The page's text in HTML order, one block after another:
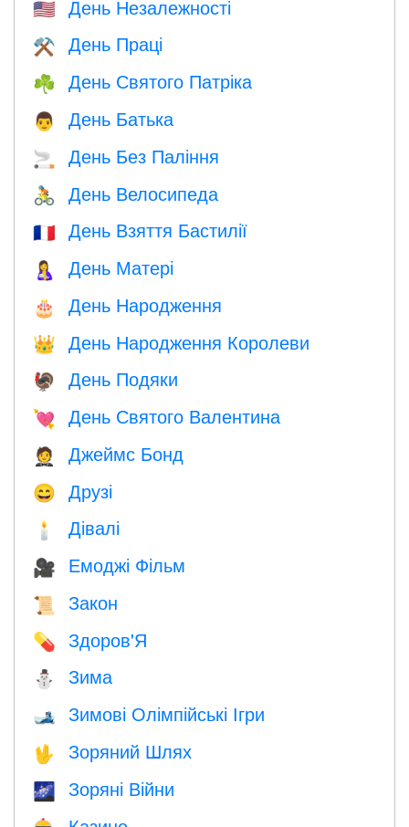
🇺🇸 День Незалежності
⚒️ День Праці
☘️ День Святого Патріка
👨 День Батька
🚬 День Без Паління
🚴 День Велосипеда
🇫🇷 День Взяття Бастилії
🤱 День Матері
🎂 День Народження
👑 День Народження Королеви
🦃 День Подяки
💘 День Святого Валентина
🤵 Джеймс Бонд
😄 Друзі
🕯 Дівалі
🎥 Емоджі Фільм
📜 Закон
💊 Здоров'Я
⛄ Зима
🎿 Зимові Олімпійські Ігри
🖖 Зоряний Шлях
🌌 Зоряні Війни